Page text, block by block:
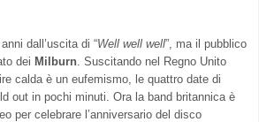
dall’uscita di “Well well well”, ma il pubblico
dei Milburn . Suscitando nel Regno Unito
calda è un eufemismo, le quattro date di
out in pochi minuti. Ora la band britannica è
per celebrare l’anniversario del disco